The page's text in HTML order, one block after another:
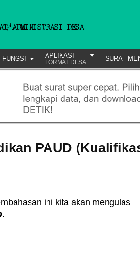
APLIKASI
FORMAT DESA SURAT
PAUD
ini kita akan mengulas
.